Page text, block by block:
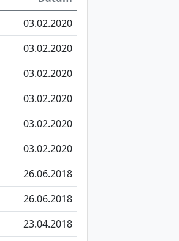
03.02.2020
03.02.2020
03.02.2020
03.02.2020
03.02.2020
03.02.2020
26.06.2018
26.06.2018
23.04.2018